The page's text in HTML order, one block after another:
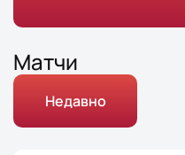
Матчи
Недавно